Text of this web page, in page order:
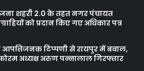
शहरी 2.0 के तहत नगर पंचायत
को प्रदान किए गए अधिकार पत्र
टिप्पणी से रायपुर में बवाल,
अध्यक्ष अरुण पन्नालाल गिरफ्तार